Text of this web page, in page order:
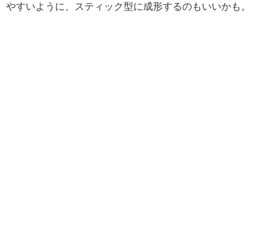
やすいように、スティック型に成形するのもいいかも。